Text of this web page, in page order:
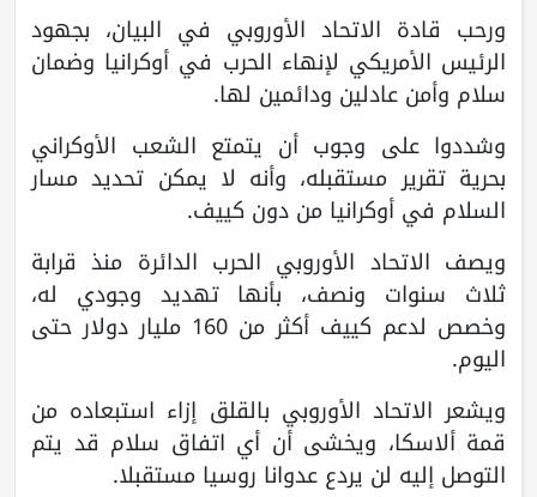
ورحب قادة الاتحاد الأوروبي في البيان، بجهود
الرئيس الأمريكي لإنهاء الحرب في أوكرانيا وضمان
سلام وأمن عادلين ودائمين لها.
وشددوا على وجوب أن يتمتع الشعب الأوكراني
بحرية تقرير مستقبله، وأنه لا يمكن تحديد مسار
السلام في أوكرانيا من دون كييف.
ويصف الاتحاد الأوروبي الحرب الدائرة منذ قرابة
ثلاث سنوات ونصف، بأنها تهديد وجودي له،
وخصص لدعم كييف أكثر من 160 مليار دولار حتى
اليوم.
ويشعر الاتحاد الأوروبي بالقلق إزاء استبعاده من
قمة ألاسكا، ويخشى أن أي اتفاق سلام قد يتم
التوصل إليه لن يردع عدوانا روسيا مستقبلا.